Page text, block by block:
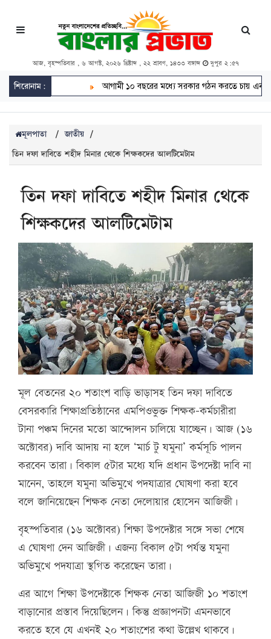
আজ, বৃহস্পতিবার , ৬ আগস্ট, ২০২৬ খ্রিষ্টাব্দ , ২২ শ্রাবণ, ১৪৩৩ বঙ্গাব্দ দুপুর ২:৫৭
শিরোনাম: আগামী ১০ বছরের মধ্যে সরকার গঠন করতে চায় এনসিপি:
মূলপাতা / জাতীয় /
তিন দফা দাবিতে শহীদ মিনার থেকে শিক্ষকদের আলটিমেটাম
তিন দফা দাবিতে শহীদ মিনার থেকে
শিক্ষকদের আলটিমেটাম
মূল বেতনের ২০ শতাংশ বাড়ি ভাড়াসহ তিন দফা দাবিতে
বেসরকারি শিক্ষাপ্রতিষ্ঠানের এমপিওভুক্ত শিক্ষক-কর্মচারীরা
টানা পঞ্চম দিনের মতো আন্দোলন চালিয়ে যাচ্ছেন। আজ (১৬
অক্টোবর) দাবি আদায় না হলে ‘মার্চ টু যমুনা’ কর্মসূচি পালন
করবেন তারা। বিকাল ৫টার মধ্যে যদি প্রধান উপদেষ্টা দাবি না
মানেন, তাহলে যমুনা অভিমুখে পদযাত্রার ঘোষণা করা হবে
বলে জানিয়েছেন শিক্ষক নেতা দেলোয়ার হোসেন আজিজী।
বৃহস্পতিবার (১৬ অক্টোবর) শিক্ষা উপদেষ্টার সঙ্গে সভা শেষে
এ ঘোষণা দেন আজিজী। এজন্য বিকাল ৫টা পর্যন্ত যমুনা
অভিমুখে পদযাত্রা স্থগিত করেছেন তারা।
এর আগে শিক্ষা উপদেষ্টাকে শিক্ষক নেতা আজিজী ১০ শতাংশ
বাড়ানোর প্রস্তাব দিয়েছিলেন। কিন্তু প্রজ্ঞাপনটা এমনভাবে
করতে হবে যে এখনই ২০ শতাংশের কথা উল্লেখ থাকবে।